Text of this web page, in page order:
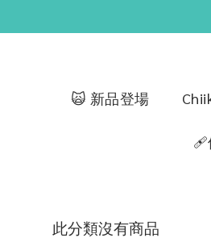
🙀 新品登場
此分類沒有商品